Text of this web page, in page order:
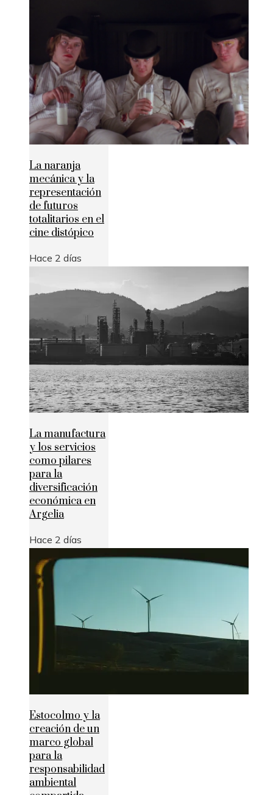
La naranja
mecánica y la
representación
de futuros
totalitarios en el
cine distópico
Hace 2 días
La manufactura
y los servicios
como pilares
para la
diversificación
económica en
Argelia
Hace 2 días
Estocolmo y la
creación de un
marco global
para la
responsabilidad
ambiental